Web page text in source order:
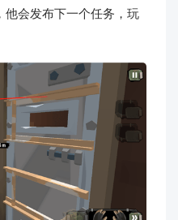
他会发布下一个任务，玩